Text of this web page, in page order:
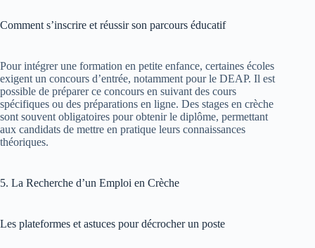
Comment s’inscrire et réussir son parcours éducatif
Pour intégrer une formation en petite enfance, certaines écoles
exigent un concours d’entrée, notamment pour le DEAP. Il est
possible de préparer ce concours en suivant des cours
spécifiques ou des préparations en ligne. Des stages en crèche
sont souvent obligatoires pour obtenir le diplôme, permettant
aux candidats de mettre en pratique leurs connaissances
théoriques.
5. La Recherche d’un Emploi en Crèche
Les plateformes et astuces pour décrocher un poste